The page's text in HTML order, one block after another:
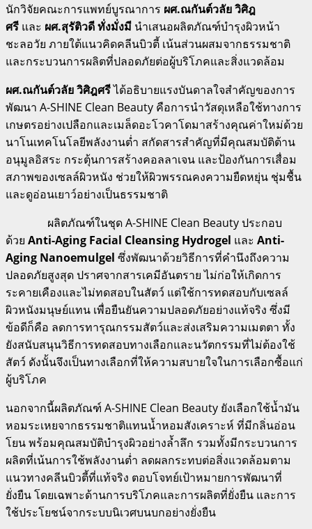
นักวิจัยคณะการแพทย์บูรณาการ ผศ.ณกันต์วลัย วิศิฎ
ศรี และ ผศ.สุรัติวดี ทั่งมั่งมี นำเสนอผลิตภัณฑ์บำรุงผิวหน้า
ชะลอวัย ภายใต้แนวคิดคลีนบิวตี้ เน้นส่วนผสมจากธรรมชาติ
และกระบวนการผลิตที่ปลอดภัยต่อผู้บริโภคและสิ่งแวดล้อม
ผศ.ณกันต์วลัย วิศิฎศรีได้อธิบายแรงบันดาลใจสำคัญของการ
พัฒนา A-SHINE Clean Beauty คือการนำวัสดุเหลือใช้ทางการ
เกษตรอย่างเปลือกและเมล็ดอะโวคาโดมาสร้างคุณค่าใหม่ด้วย
นาโนเทคโนโลยีพลังงานต่ำ สกัดสารสำคัญที่มีคุณสมบัติต้าน
อนุมูลอิสระ กระตุ้นการสร้างคอลลาเจน และป้องกันการเสื่อม
สภาพของเซลล์ผิวหนัง ช่วยให้ผิวพรรณคงความยืดหยุ่น ชุ่มชื้น
และดูอ่อนเยาว์อย่างเป็นธรรมชาติ
ผลิตภัณฑ์ในชุด A-SHINE Clean Beauty ประกอบ
ด้วย Anti-Aging Facial Cleansing Hydrogel และ Anti-
Aging Nanoemulgel ซึ่งพัฒนาด้วยวิธีการที่คำนึงถึงความ
ปลอดภัยสูงสุด ปราศจากสารเคมีอันตราย ไม่ก่อให้เกิดการ
ระคายเคืองและไม่ทดสอบในสัตว์ แต่ใช้การทดสอบกับเซลล์
ผิวหนังมนุษย์แทน เพื่อยืนยันความปลอดภัยอย่างแท้จริง ซึ่งมี
ข้อดีก็คือ ลดการทารุณกรรมสัตว์และส่งเสริมความเมตตา ทั้ง
ยังสนับสนุนวิธีการทดสอบทางเลือกและนวัตกรรมที่ไม่ต้องใช้
สัตว์ ดังนั้นจึงเป็นทางเลือกที่ให้ความสบายใจในการเลือกซื้อแก่
ผู้บริโภค
นอกจากนี้ผลิตภัณฑ์ A-SHINE Clean Beauty ยังเลือกใช้น้ำมัน
หอมระเหยจากธรรมชาติแทนน้ำหอมสังเคราะห์ ที่มีกลิ่นอ่อน
โยน พร้อมคุณสมบัติบำรุงผิวอย่างล้ำลึก รวมทั้งมีกระบวนการ
ผลิตที่เน้นการใช้พลังงานต่ำ ลดผลกระทบต่อสิ่งแวดล้อมตาม
แนวทางคลีนบิวตี้ที่แท้จริง ตอบโจทย์เป้าหมายการพัฒนาที่
ยั่งยืน โดยเฉพาะด้านการบริโภคและการผลิตที่ยั่งยืน และการ
ใช้ประโยชน์จากระบบนิเวศบนบกอย่างยั่งยืน